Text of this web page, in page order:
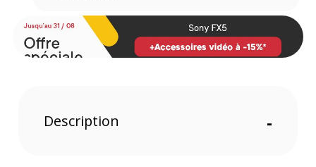
Description -